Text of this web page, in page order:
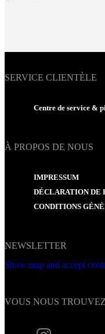
SERVICE CLIENTÈLE
Centre de service &
À PROPOS DE NOUS
IMPRESSUM
DÉCLARATION DE
CONDITIONS
NEWSLETTER
Show map and accept
VOUS NOUS